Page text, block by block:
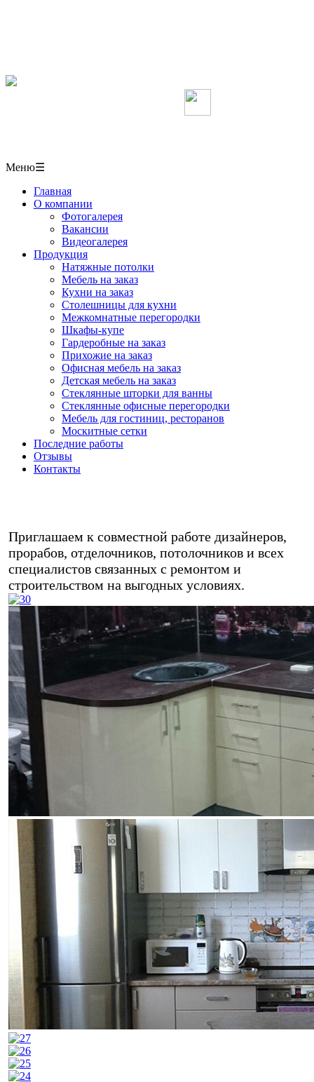
Меню☰
Главная
О компании
Фотогалерея
Вакансии
Видеогалерея
Продукция
Натяжные потолки
Мебель на заказ
Кухни на заказ
Столешницы для кухни
Межкомнатные перегородки
Шкафы-купе
Гардеробные на заказ
Прихожие на заказ
Офисная мебель на заказ
Детская мебель на заказ
Стеклянные шторки для ванны
Стеклянные офисные перегородки
Мебель для гостиниц, ресторанов
Москитные сетки
Последние работы
Отзывы
Контакты
Приглашаем к совместной работе дизайнеров,
прорабов, отделочников, потолочников и всех
специалистов связанных с ремонтом и
строительством на выгодных условиях.